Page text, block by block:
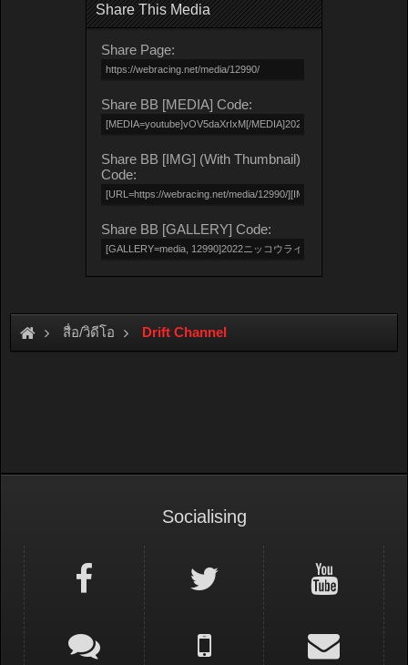
Share This Media
Share Page:
Share BB [MEDIA] Code:
Share BB [IMG] (With Thumbnail)
Code:
Share BB [GALLERY] Code:
สื่อ/วิดีโอ Drift Channel
Socialising